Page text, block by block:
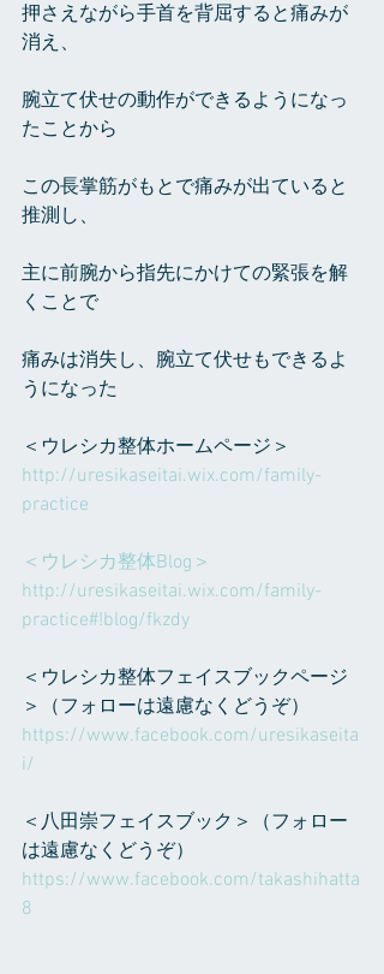
押さえながら手首を背屈すると痛みが
消え、
腕立て伏せの動作ができるようになっ
たことから
この長掌筋がもとで痛みが出ていると
推測し、
主に前腕から指先にかけての緊張を解
くことで
痛みは消失し、腕立て伏せもできるよ
うになった
＜ウレシカ整体ホームページ＞
http://uresikaseitai.wix.com/family-
practice
＜ウレシカ整体Blog＞
http://uresikaseitai.wix.com/family-
practice#!blog/fkzdy
＜ウレシカ整体フェイスブックページ
＞（フォローは遠慮なくどうぞ）
https://www.facebook.com/uresikaseita
i/
＜八田崇フェイスブック＞（フォロー
は遠慮なくどうぞ）
https://www.facebook.com/takashihatta
8